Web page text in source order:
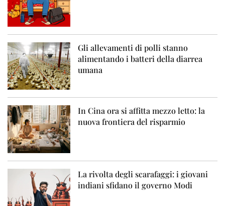
Gli allevamenti di polli stanno
alimentando i batteri della diarrea
umana
In Cina ora si affitta mezzo letto: la
nuova frontiera del risparmio
La rivolta degli scarafaggi: i giovani
indiani sfidano il governo Modi